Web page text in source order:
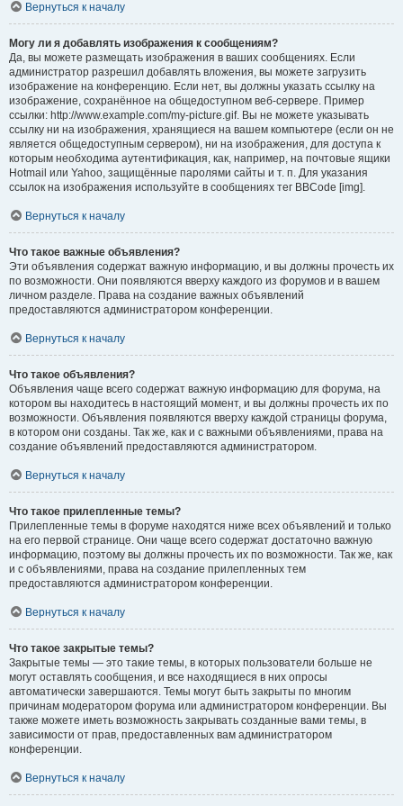
Вернуться к началу
Могу ли я добавлять изображения к сообщениям?
Да, вы можете размещать изображения в ваших сообщениях. Если
администратор разрешил добавлять вложения, вы можете загрузить
изображение на конференцию. Если нет, вы должны указать ссылку на
изображение, сохранённое на общедоступном веб-сервере. Пример
ссылки: http://www.example.com/my-picture.gif. Вы не можете указывать
ссылку ни на изображения, хранящиеся на вашем компьютере (если он не
является общедоступным сервером), ни на изображения, для доступа к
которым необходима аутентификация, как, например, на почтовые ящики
Hotmail или Yahoo, защищённые паролями сайты и т. п. Для указания
ссылок на изображения используйте в сообщениях тег BBCode [img].
Вернуться к началу
Что такое важные объявления?
Эти объявления содержат важную информацию, и вы должны прочесть их
по возможности. Они появляются вверху каждого из форумов и в вашем
личном разделе. Права на создание важных объявлений
предоставляются администратором конференции.
Вернуться к началу
Что такое объявления?
Объявления чаще всего содержат важную информацию для форума, на
котором вы находитесь в настоящий момент, и вы должны прочесть их по
возможности. Объявления появляются вверху каждой страницы форума,
в котором они созданы. Так же, как и с важными объявлениями, права на
создание объявлений предоставляются администратором.
Вернуться к началу
Что такое прилепленные темы?
Прилепленные темы в форуме находятся ниже всех объявлений и только
на его первой странице. Они чаще всего содержат достаточно важную
информацию, поэтому вы должны прочесть их по возможности. Так же, как
и с объявлениями, права на создание прилепленных тем
предоставляются администратором конференции.
Вернуться к началу
Что такое закрытые темы?
Закрытые темы — это такие темы, в которых пользователи больше не
могут оставлять сообщения, и все находящиеся в них опросы
автоматически завершаются. Темы могут быть закрыты по многим
причинам модератором форума или администратором конференции. Вы
также можете иметь возможность закрывать созданные вами темы, в
зависимости от прав, предоставленных вам администратором
конференции.
Вернуться к началу